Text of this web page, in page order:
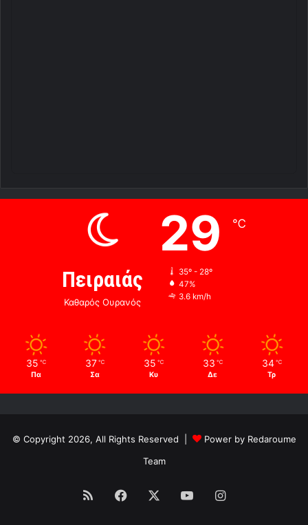
Πειραιάς
Καθαρός Ουρανός
29 ℃
35º - 28º
47%
3.6 km/h
35 ℃
Πα
37 ℃
Σα
35 ℃
Κυ
33 ℃
Δε
34 ℃
Τρ
© Copyright 2026, All Rights Reserved |
Power by Redaroume
Team
RSS Facebook YouTubeInstagram